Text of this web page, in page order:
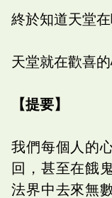
終於知道天堂在
天堂就在歡喜的
【提要】
我們每個人的
回，甚至在餓
法界中去來無